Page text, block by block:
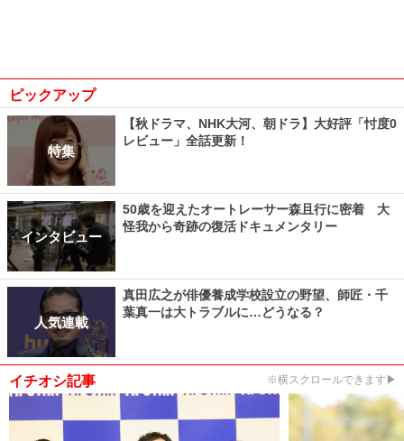
ピックアップ
特集
【秋ドラマ、NHK大河、朝ドラ】大好評「忖度0
レビュー」全話更新！
インタビュー
50歳を迎えたオートレーサー森且行に密着 大
怪我から奇跡の復活ドキュメンタリー
人気連載
真田広之が俳優養成学校設立の野望、師匠・千
葉真一は大トラブルに…どうなる？
イチオシ記事 ※横スクロールできます▶